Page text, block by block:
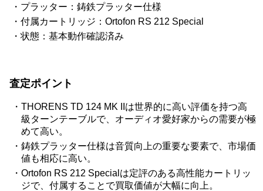
プラッター：鋳鉄プラッター仕様
付属カートリッジ：Ortofon RS 212 Special
状態：基本動作確認済み
査定ポイント
THORENS TD 124 MK IIは世界的に高い評価を持つ高
級ターンテーブルで、オーディオ愛好家からの需要が極
めて高い。
鋳鉄プラッター仕様は音質向上の重要な要素で、市場価
値も相応に高い。
Ortofon RS 212 Specialは定評のある高性能カートリッ
ジで、付属することで買取価値が大幅に向上。